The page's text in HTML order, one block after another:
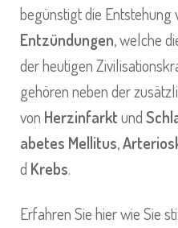
begünstigt die Entstehung
Entzündungen, welche
der heutigen
gehören neben der
von Herzinfarktund
abetes Mellitus,
d Krebs.
Erfahren Sie hier wie Sie